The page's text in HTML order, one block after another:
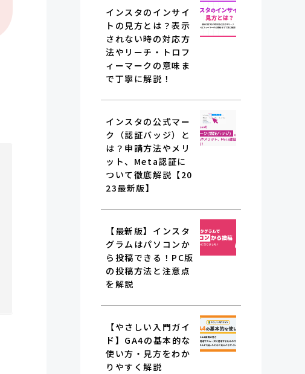
インスタのインサイ
トの見方とは？表示
されない時の対応方
法やリーチ・トロフ
ィーマークの意味ま
で丁寧に解説！
インスタの公式マー
ク（認証バッジ）と
は？申請方法やメリ
ット、Meta認証に
ついて徹底解説【20
23最新版】
【最新版】インスタ
グラムはパソコンか
ら投稿できる！PC版
の投稿方法と注意点
を解説
【やさしい入門ガイ
ド】GA4の基本的な
使い方・見方をわか
りやすく解説